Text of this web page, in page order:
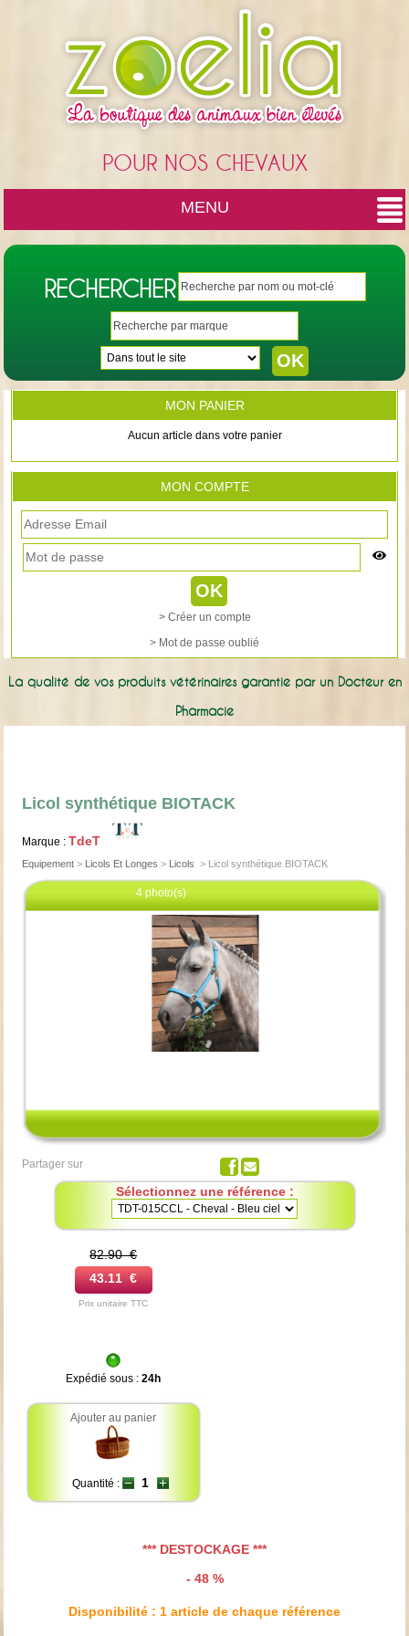
POUR NOS CHEVAUX
MENU
RECHERCHER
MON PANIER
Aucun article dans votre panier
MON COMPTE
> Créer un compte
> Mot de passe oublié
La qualité de vos produits vétérinaires garantie par un Docteur en
Pharmacie
Licol synthétique BIOTACK
Marque :TdeT
Equipement > Licols Et Longes > Licols > Licol synthétique BIOTACK
4 photo(s)
Partager sur
Sélectionnez une référence :
82.90 €
43.11 €
Prix unitaire TTC
Expédié sous :24h
Ajouter au panier
Quantité :
*** DESTOCKAGE ***
- 48 %
Disponibilité : 1 article de chaque référence